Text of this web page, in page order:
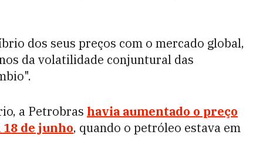
dos seus preços com o mercado global,
da volatilidade conjuntural das
a Petrobras havia aumentado o preço
18 de junho, quando o petróleo estava em